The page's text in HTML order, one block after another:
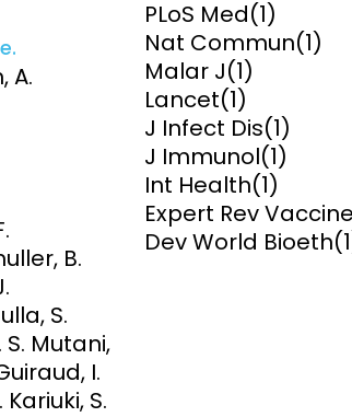
Health Systems and
Research Ethics
A.
B.
S.
S. Mutani,
I.
S.
PLoS Med(1)
Nat Commun(1)
Malar J(1)
Lancet(1)
J Infect Dis(1)
J Immunol(1)
Int Health(1)
Expert Rev
Dev World Bioeth